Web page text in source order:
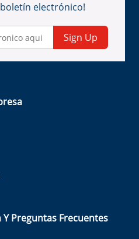
electrónico!
Sign Up
Preguntas Frecuentes